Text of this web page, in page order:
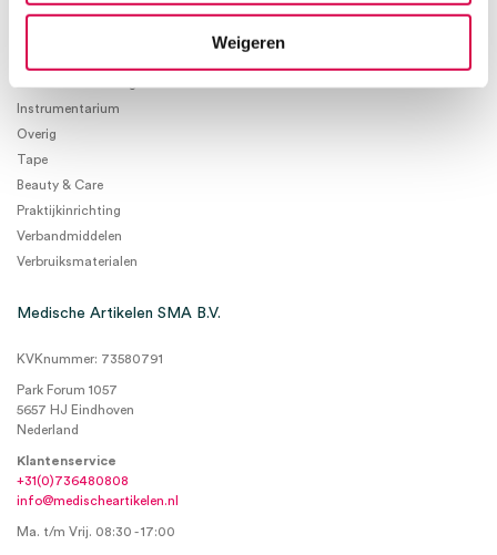
Weigeren
Product categorieën
Instrumentarium
Overig
Tape
Beauty & Care
Praktijkinrichting
Verbandmiddelen
Verbruiksmaterialen
Medische Artikelen SMA B.V.
KVKnummer: 73580791
Park Forum 1057
5657 HJ Eindhoven
Nederland
Klantenservice
+31(0)736480808
info@medischeartikelen.nl
Ma. t/m Vrij. 08:30 - 17:00